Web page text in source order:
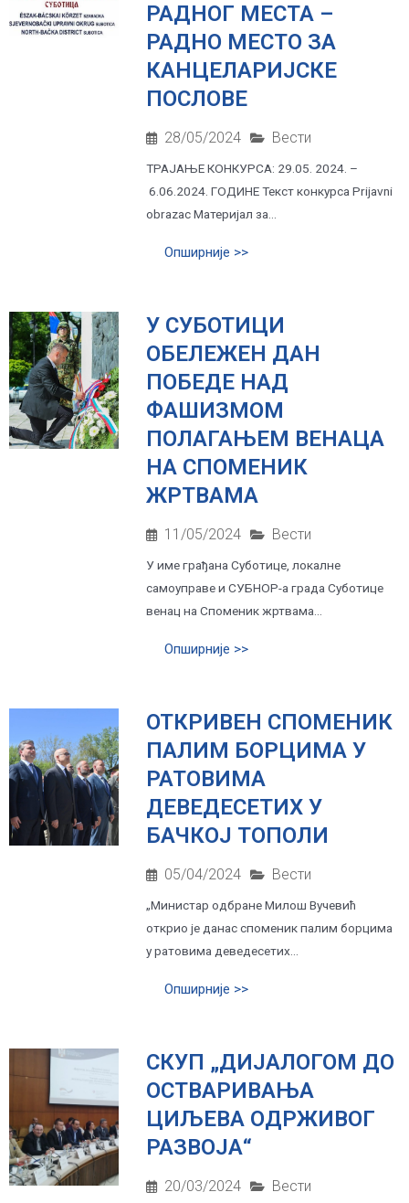
РАДНОГ МЕСТА –
РАДНО МЕСТО ЗА
КАНЦЕЛАРИЈСКЕ
ПОСЛОВЕ
28/05/2024 Вести
ТРАЈАЊЕ КОНКУРСА: 29.05. 2024. –
6.06.2024. ГОДИНЕ Текст конкурса Prijavni
obrazac Материјал за...
Опширније >>
У СУБОТИЦИ
ОБЕЛЕЖЕН ДАН
ПОБЕДЕ НАД
ФАШИЗМОМ
ПОЛАГАЊЕМ ВЕНАЦА
НА СПОМЕНИК
ЖРТВАМА
11/05/2024 Вести
У име грађана Суботице, локалне
самоуправе и СУБНОР-а града Суботице
венац на Споменик жртвама...
Опширније >>
ОТКРИВЕН СПОМЕНИК
ПАЛИМ БОРЦИМА У
РАТОВИМА
ДЕВЕДЕСЕТИХ У
БАЧКОЈ ТОПОЛИ
05/04/2024 Вести
„Министар одбране Милош Вучевић
открио је данас споменик палим борцима
у ратовима деведесетих...
Опширније >>
СКУП „ДИЈАЛОГОМ ДО
ОСТВАРИВАЊА
ЦИЉЕВА ОДРЖИВОГ
РАЗВОЈА“
20/03/2024 Вести